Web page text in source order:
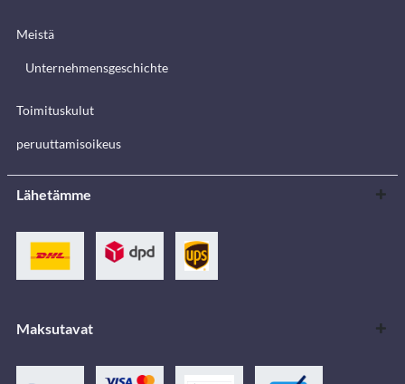
Meistä
Unternehmensgeschichte
Toimituskulut
peruuttamisoikeus
Lähetämme
Maksutavat